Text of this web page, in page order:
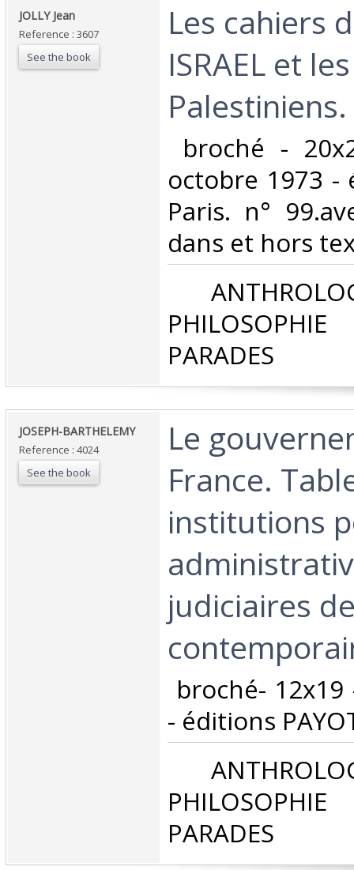
‎JOLLY Jean‎
Reference : 3607
See the book
‎Les cahiers
ISRAEL et les
Palestiniens.‎
broché -
octobre 1973 -
Paris. n°
dans et hors
PHILOSOPHIE
PARADES‎
‎JOSEPH-BARTHELEMY ‎
Reference : 4024
See the book
‎Le
France.
institutions
judiciaires
broché-
- éditions
PHILOSOPHIE
PARADES‎